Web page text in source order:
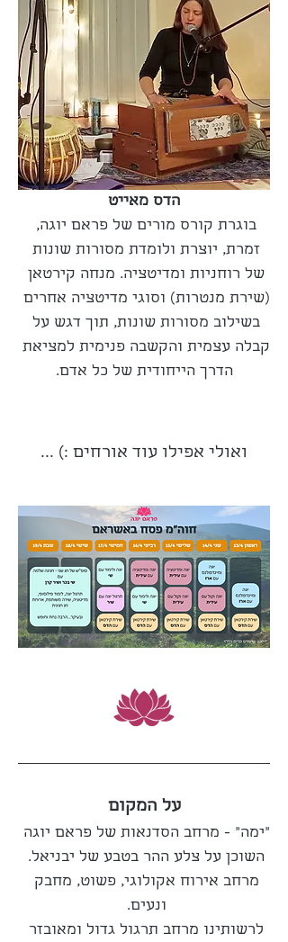
הדס מאייט
בוגרת קורס מורים של פראם יוגה,
זמרת, יוצרת ולומדת מסורות שונות
של רוחניות ומדיטציה. מנחה קירטאן
(שירת מנטרות) וסוגי מדיטציה אחרים
בשילוב מסורות שונות, תוך דגש על
קבלה עצמית והקשבה פנימית למציאת
הדרך הייחודית של כל אדם.
ואולי אפילו עוד אורחים :) ...
על המקום
"ימה" - מרחב הסדנאות של פראם יוגה
השוכן על צלע ההר בטבע של יבניאל.
מרחב אירוח אקולוגי, פשוט, מחבק
ונעים.
לרשותינו מרחב תרגול גדול ומאובזר